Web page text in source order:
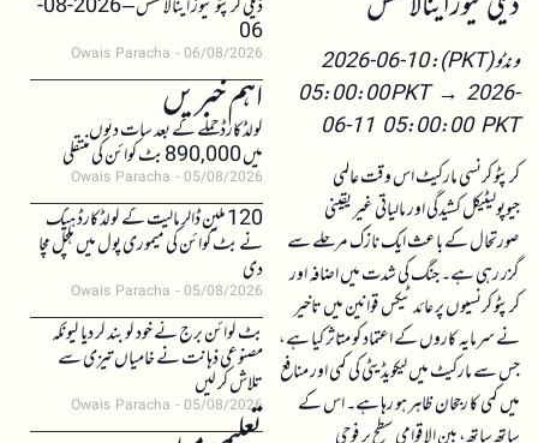
ونڈو (PKT): 2026-06-10
05:00:00 PKT → 2026-
06-11 05:00:00 PKT
کرپٹو کرنسی مارکیٹ اس وقت عالمی
جیوپولیٹیکل کشیدگی اور مالیاتی غیر یقینی
صورتحال کے باعث ایک نازک مرحلے سے
گزر رہی ہے۔ جنگ کی شدت میں اضافہ اور
کرپٹو کرنسیوں پر عائد ٹیکس قوانین میں تاخیر
نے سرمایہ کاروں کے اعتماد کو متاثر کیا ہے،
جس سے مارکیٹ میں لیکویڈیٹی کی کمی اور منافع
میں کمی کا رجحان ظاہر ہو رہا ہے۔ اس کے
ڈیلی کرپٹو نیوز اینالائسس – 2026-08-
06
Owais Paracha 06/08/2026
اہم خبریں
کولڈکارڈ حملے کے بعد سات دنوں
میں 890,000 بٹ کوائن کی منتقلی
Owais Paracha 05/08/2026
120 ملین ڈالر مالیت کے کولڈکارڈ ہیک
نے بٹ کوائن کی میموری پول میں ہلچل مچا
دی
Owais Paracha 05/08/2026
بٹ کوائن برج نے خود کو بند کر دیا کیونکہ
مصنوعی ذہانت نے خامیاں تیزی سے
تلاش کر لیں
Owais Paracha 05/08/2026